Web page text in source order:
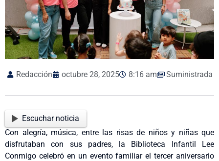
Redacción octubre 28, 2025 8:16 am Suministrada
Escuchar noticia
Con alegría, música, entre las risas de niños y niñas que
disfrutaban con sus padres, la Biblioteca Infantil Lee
Conmigo celebró en un evento familiar el tercer aniversario